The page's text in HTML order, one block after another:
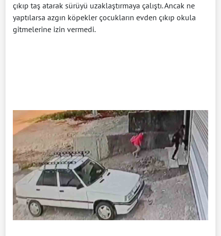
çıkıp taş atarak sürüyü uzaklaştırmaya çalıştı. Ancak ne
yaptılarsa azgın köpekler çocukların evden çıkıp okula
gitmelerine izin vermedi.